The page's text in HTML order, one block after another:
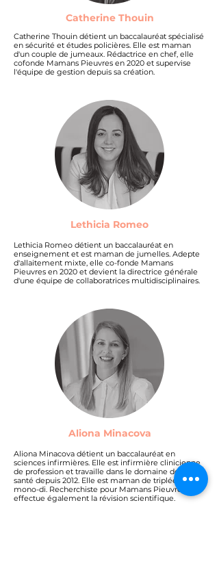
Catherine Thouin
Catherine Thouin détient un baccalauréat spécialisé
en sécurité et études policières. Elle est maman
d'un couple de jumeaux. Rédactrice en chef, elle
cofonde Mamans Pieuvres en 2020 et supervise
l'équipe de gestion depuis sa création.
Lethicia Romeo
Lethicia Romeo détient un baccalauréat en
enseignement et est maman de jumelles. Adepte
d'allaitement mixte, elle co-fonde Mamans
Pieuvres en 2020 et devient la directrice générale
d'une équipe de collaboratrices multidisciplinaires.
Aliona Minacova
Aliona Minacova détient un baccalauréat en
sciences infirmières. Elle est infirmière clinicienne
de profession et travaille dans le domaine de la
santé depuis 2012. Elle est maman de triplées
mono-di. Recherchiste pour Mamans Pieuvres, elle
effectue également la révision scientifique.